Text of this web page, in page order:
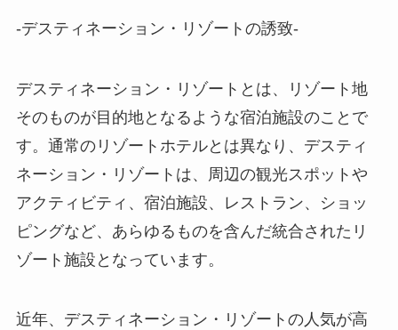
-デスティネーション・リゾートの誘致-
デスティネーション・リゾートとは、リゾート地
そのものが目的地となるような宿泊施設のこと で
す。通常のリゾートホテルとは異なり、デスティ
ネーション・リゾートは、周辺の観光スポットや
アクティビティ、宿泊施設、レストラン、ショッ
ピングなど、あらゆるものを含んだ統合されたリ
ゾート施設となっています。
近年、デスティネーション・リゾートの人気が高